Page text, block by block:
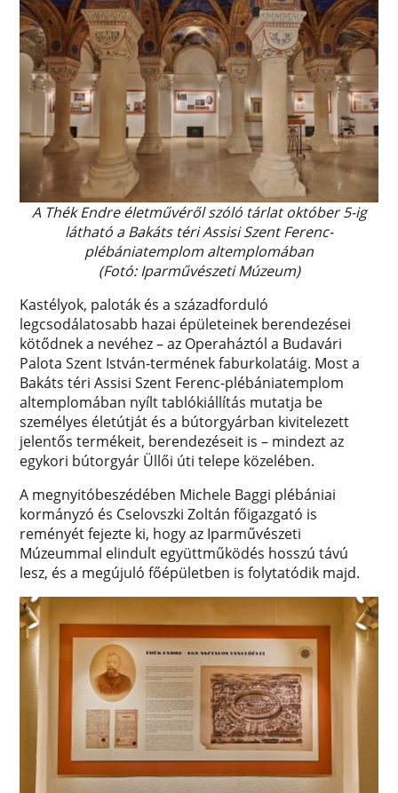
A Thék Endre életművéről szóló tárlat október 5-ig
látható a Bakáts téri Assisi Szent Ferenc-
plébániatemplom altemplomában
(Fotó: Iparművészeti Múzeum)
Kastélyok, paloták és a századforduló
legcsodálatosabb hazai épületeinek berendezései
kötődnek a nevéhez – az Operaháztól a Budavári
Palota Szent István-termének faburkolatáig. Most a
Bakáts téri Assisi Szent Ferenc-plébániatemplom
altemplomában nyílt tablókiállítás mutatja be
személyes életútját és a bútorgyárban kivitelezett
jelentős termékeit, berendezéseit is – mindezt az
egykori bútorgyár Üllői úti telepe közelében.
A megnyitóbeszédében Michele Baggi plébániai
kormányzó és Cselovszki Zoltán főigazgató is
reményét fejezte ki, hogy az Iparművészeti
Múzeummal elindult együttműködés hosszú távú
lesz, és a megújuló főépületben is folytatódik majd.